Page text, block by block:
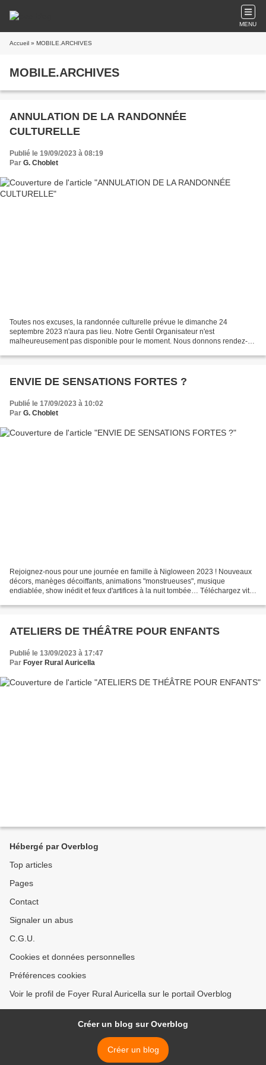
MENU
Accueil » MOBILE.ARCHIVES
MOBILE.ARCHIVES
ANNULATION DE LA RANDONNÉE
CULTURELLE
Publié le 19/09/2023 à 08:19
Par G. Choblet
Toutes nos excuses, la randonnée culturelle prévue le dimanche 24
septembre 2023 n'aura pas lieu. Notre Gentil Organisateur n'est
malheureusement pas disponible pour le moment. Nous donnons rendez-
ENVIE DE SENSATIONS FORTES ?
Publié le 17/09/2023 à 10:02
Par G. Choblet
Rejoignez-nous pour une journée en famille à Nigloween 2023 ! Nouveaux
décors, manèges décoiffants, animations "monstrueuses", musique
endiablée, show inédit et feux d'artifices à la nuit tombée… Téléchargez vite
ATELIERS DE THÉÂTRE POUR ENFANTS
Publié le 13/09/2023 à 17:47
Par Foyer Rural Auricella
Hébergé par Overblog
Top articles
Pages
Contact
Signaler un abus
C.G.U.
Cookies et données personnelles
Préférences cookies
Voir le profil de Foyer Rural Auricella sur le portail Overblog
Créer un blog sur Overblog
Créer un blog